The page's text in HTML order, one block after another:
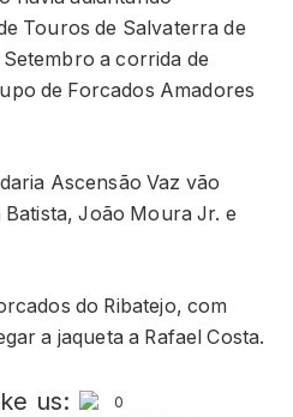
Touros de Salvaterra de
a corrida de
de Forcados Amadores
Ascensão Vaz vão
João Moura Jr. e
do Ribatejo, com
a jaqueta a Rafael Costa.
us:
0